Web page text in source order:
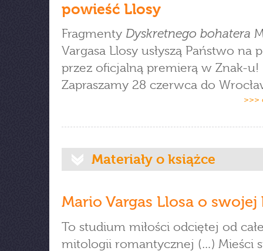
powieść Llosy
Fragmenty Dyskretnego bohatera
Vargasa Llosy usłyszą Państwo na
przez oficjalną premierą w Znak-u!
Zapraszamy 28 czerwca do
>>>
Materiały o książce
Mario Vargas Llosa o swojej
To studium miłości odciętej od
mitologii romantycznej (…) Mieści